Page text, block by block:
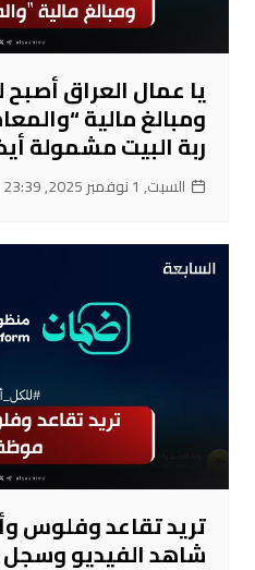
يا عمال العراق
ومبالغ مالية
ربة البيت مشمولة
السبت, 1 نوفمبر 2025, 23:39
تريد تقاعد وفلوس
شاهد الفيديو وسجل